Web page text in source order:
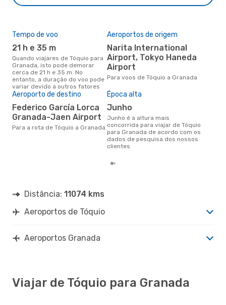
Tempo de voo
21 h e 35 m
Quando viajares de Tóquio para
Granada, isto pode demorar
cerca de 21 h e 35 m. No
entanto, a duração do voo pode
variar devido a outros fatores
Aeroportos de origem
Narita International
Airport, Tokyo Haneda
Airport
Para voos de Tóquio a Granada
Aeroporto de destino
Federico García Lorca
Granada-Jaen Airport
Para a rota de Tóquio a Granada
Época alta
junho
junho é a altura mais
concorrida para viajar de Tóquio
para Granada de acordo com os
dados de pesquisa dos nossos
clientes
Distância: 11074 kms
Aeroportos de Tóquio
Aeroportos Granada
Viajar de Tóquio para Granada